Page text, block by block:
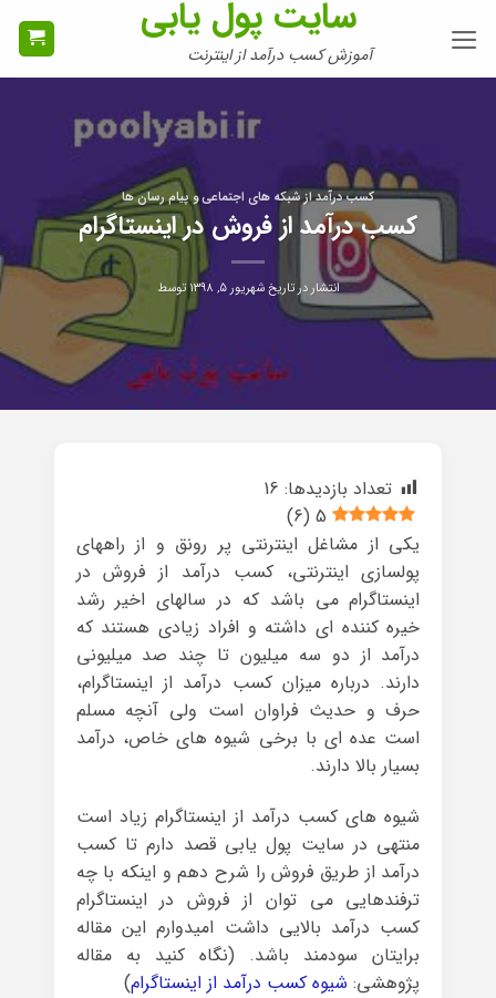
سایت پول یابی
آموزش کسب درآمد از اینترنت
کسب درآمد از شبکه های اجتماعی و پیام رسان ها
کسب درآمد از فروش در اینستاگرام
انتشار در تاریخشهریور ۵, ۱۳۹۸ توسط
تعداد بازدیدها: 16
5
(
6
)
یکی از مشاغل اینترنتی پر رونق و از راههای
پولسازی اینترنتی، کسب درآمد از فروش در
اینستاگرام می باشد که در سالهای اخیر رشد
خیره کننده ای داشته و افراد زیادی هستند که
درآمد از دو سه میلیون تا چند صد میلیونی
دارند. درباره میزان کسب درآمد از اینستاگرام،
حرف و حدیث فراوان است ولی آنچه مسلم
است عده ای با برخی شیوه های خاص، درآمد
بسیار بالا دارند.
شیوه های کسب درآمد از اینستاگرام زیاد است
منتهی در سایت پول یابی قصد دارم تا کسب
درآمد از طریق فروش را شرح دهم و اینکه با چه
ترفندهایی می توان از فروش در اینستاگرام
کسب درآمد بالایی داشت امیدوارم این مقاله
برایتان سودمند باشد. (نگاه کنید به مقاله
پژوهشی: شیوه کسب درآمد از اینستاگرام)